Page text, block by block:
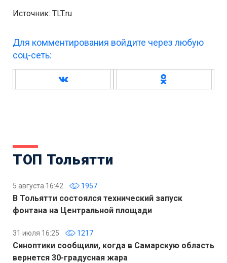
Источник: TLT.ru
Для комментирования войдите через любую
соц-сеть:
ТОП Тольятти
5 августа 16:42 1957
В Тольятти состоялся технический запуск
фонтана на Центральной площади
31 июля 16:25 1217
Синоптики сообщили, когда в Самарскую область
вернется 30-градусная жара